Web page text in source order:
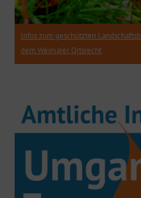
Infos zum geschützten
dem Weimarer Ortsrecht